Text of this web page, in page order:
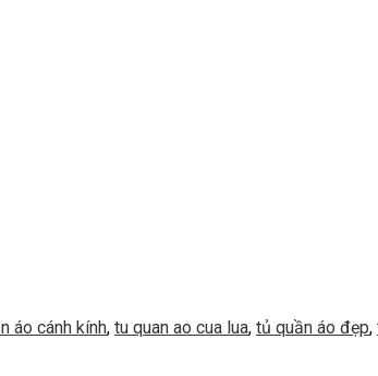
áo cánh kính, tu quan ao cua lua, tủ quần áo đẹp,